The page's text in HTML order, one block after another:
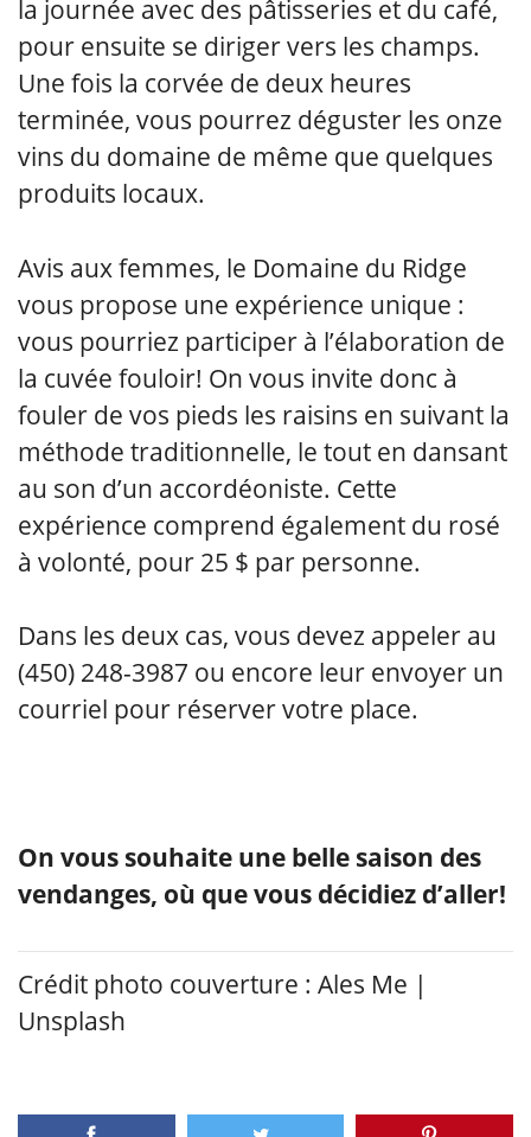
la journée avec des pâtisseries et du café,
pour ensuite se diriger vers les champs.
Une fois la corvée de deux heures
terminée, vous pourrez déguster les onze
vins du domaine de même que quelques
produits locaux.
Avis aux femmes, le Domaine du Ridge
vous propose une expérience unique :
vous pourriez participer à l’élaboration de
la cuvée fouloir! On vous invite donc à
fouler de vos pieds les raisins en suivant la
méthode traditionnelle, le tout en dansant
au son d’un accordéoniste. Cette
expérience comprend également du rosé
à volonté, pour 25 $ par personne.
Dans les deux cas, vous devez appeler au
(450) 248-3987 ou encore leur envoyer un
courriel pour réserver votre place.
On vous souhaite une belle saison des
vendanges, où que vous décidiez d’aller!
Crédit photo couverture : Ales Me |
Unsplash